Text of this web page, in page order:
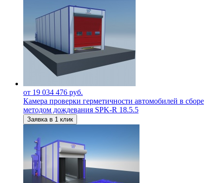
от 19 034 476 руб.
Камера проверки герметичности автомобилей в сборе
методом дождевания SPK-R 18.5.5
Заявка в 1 клик